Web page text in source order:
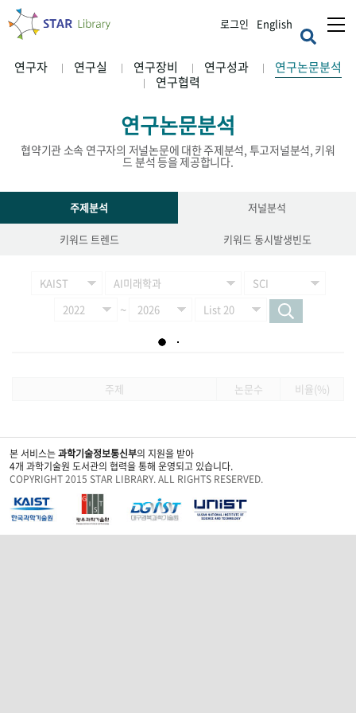
로그인 English
연구자 연구실 연구장비 연구성과
연구논문분석
연구협력
연구논문분석
협약기관 소속 연구자의 저널논문에 대한 주제분석, 투고저널분석, 키워
드 분석 등을 제공합니다.
주제분석 저널분석
키워드 트렌드 키워드 동시발생빈도
~
주제 논문수 비율(%)
본 서비스는과학기술정보통신부의 지원을 받아
4개 과학기술원 도서관의 협력을 통해 운영되고 있습니다.
COPYRIGHT 2015 STAR LIBRARY. ALL RIGHTS RESERVED.